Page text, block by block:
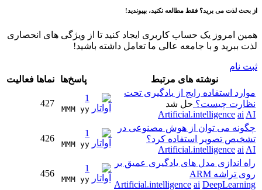
از بحث لذت می برید؟ فقط مطالعه نکنید، بپیوندید!
همین امروز یک حساب کاربری ایجاد کنید تا از ویژگی های انحصاری
لذت ببرید و با جامعه عالی ما تعامل داشته باشید!
ثبت نام
نوشته های مرتبط
پاسخ‌ها نماها فعالیت
موارد استفاده رایج از یادگیری تحت
نظارت چیست؟ حل شد
Artificial.intelligence ai AI
1
MMM yy
427
چگونه می توان از هوش مصنوعی در
تشخیص تصویر استفاده کرد؟
Artificial.intelligence ai AI
1
MMM yy
426
راه اندازی مدل های یادگیری عمیق بر
روی تراشه ARM
Artificial.intelligence ai DeepLearning
1
MMM yy
456